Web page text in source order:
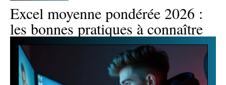
Excel moyenne pondérée 2026 :
les bonnes pratiques à connaître